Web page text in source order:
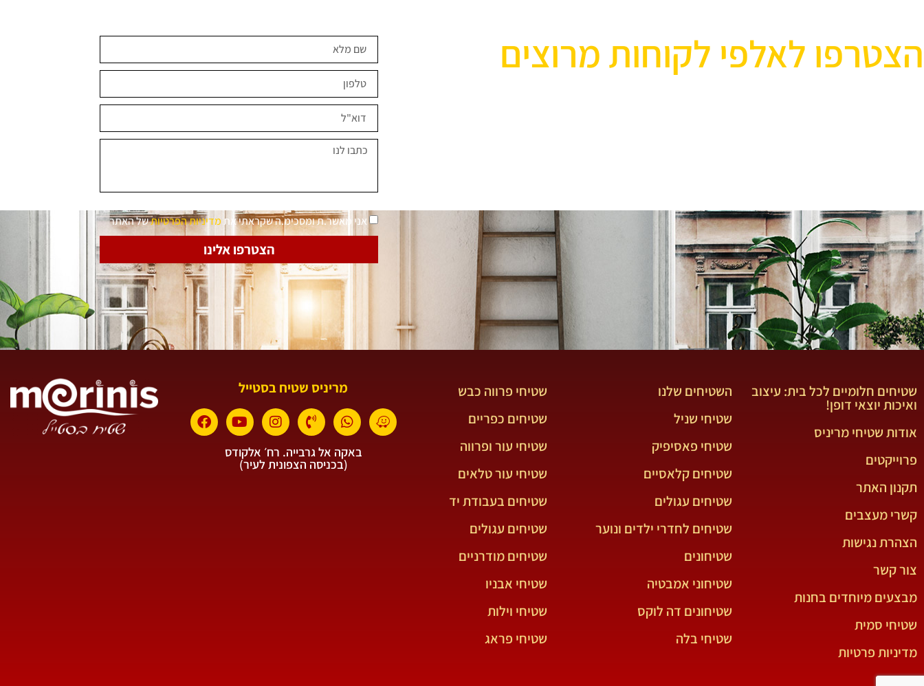
הצטרפו לאלפי לקוחות מרוצים
אני מאשר.ת ומסכימ.ה שקראתי את מדיניות הפרטיותשל האתר
הצטרפו אלינו
שטיחים חלומיים לכל בית: עיצוב
ואיכות יוצאי דופן!
אודות שטיחי מריניס
פרוייקטים
תקנון האתר
קשרי מעצבים
הצהרת נגישות
צור קשר
מבצעים מיוחדים בחנות
שטיחי סמית
מדיניות פרטיות
השטיחים שלנו
שטיחי שניל
שטיחי פאסיפיק
שטיחים קלאסיים
שטיחים עגולים
שטיחים לחדרי ילדים ונוער
שטיחונים
שטיחוני אמבטיה
שטיחונים דה לוקס
שטיחי בלה
שטיחי פרווה כבש
שטיחים כפריים
שטיחי עור ופרווה
שטיחי עור טלאים
שטיחים בעבודת יד
שטיחים עגולים
שטיחים מודרניים
שטיחי אבניו
שטיחי וילות
שטיחי פראג
מריניס שטיח בסטייל
באקה אל גרבייה. רח׳ אלקודס
(בכניסה הצפונית לעיר)